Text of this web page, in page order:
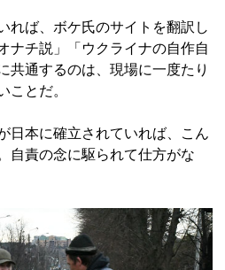
れば、ボケ氏のサイトを翻訳し
ナチ説」「ウクライナの自作自
共通するのは、現場に一度たり
ことだ。
日本に確立されていれば、こん
自責の念に駆られて仕方がな